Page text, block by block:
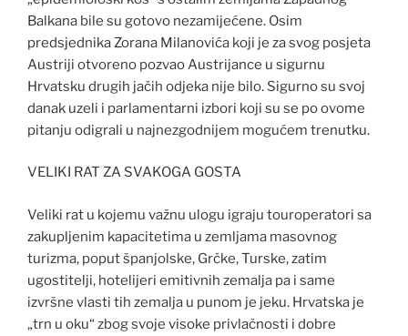
Balkana bile su gotovo nezamijećene. Osim
predsjednika Zorana Milanovića koji je za svog posjeta
Austriji otvoreno pozvao Austrijance u sigurnu
Hrvatsku drugih jačih odjeka nije bilo. Sigurno su svoj
danak uzeli i parlamentarni izbori koji su se po ovome
pitanju odigrali u najnezgodnijem mogućem trenutku.
VELIKI RAT ZA SVAKOGA GOSTA
Veliki rat u kojemu važnu ulogu igraju touroperatori sa
zakupljenim kapacitetima u zemljama masovnog
turizma, poput španjolske, Grčke, Turske, zatim
ugostitelji, hotelijeri emitivnih zemalja pa i same
izvršne vlasti tih zemalja u punom je jeku. Hrvatska je
„trn u oku“ zbog svoje visoke privlačnosti i dobre